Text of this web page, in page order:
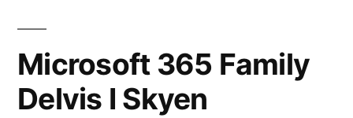
Microsoft 365 Family
Delvis I Skyen